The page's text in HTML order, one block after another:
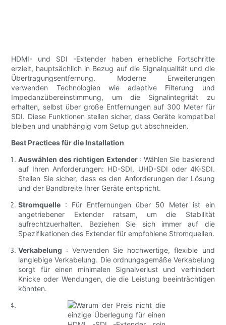
HDMI- und SDI -Extender haben erhebliche Fortschritte
erzielt, hauptsächlich in Bezug auf die Signalqualität und die
Übertragungsentfernung. Moderne Erweiterungen
verwenden Technologien wie adaptive Filterung und
Impedanzübereinstimmung, um die Signalintegrität zu
erhalten, selbst über große Entfernungen auf 300 Meter für
SDI. Diese Funktionen stellen sicher, dass Geräte kompatibel
bleiben und unabhängig vom Setup gut abschneiden.
Best Practices für die Installation
Auswählen des richtigen Extender : Wählen Sie basierend
auf Ihren Anforderungen: HD-SDI, UHD-SDI oder 4K-SDI.
Stellen Sie sicher, dass es den Anforderungen der Lösung
und der Bandbreite Ihrer Geräte entspricht.
Stromquelle : Für Entfernungen über 50 Meter ist ein
angetriebener Extender ratsam, um die Stabilität
aufrechtzuerhalten. Beziehen Sie sich immer auf die
Spezifikationen des Extender für empfohlene Stromquellen.
Verkabelung : Verwenden Sie hochwertige, flexible und
langlebige Verkabelung. Die ordnungsgemäße Verkabelung
sorgt für einen minimalen Signalverlust und verhindert
Knicke oder Wendungen, die die Leistung beeinträchtigen
könnten.